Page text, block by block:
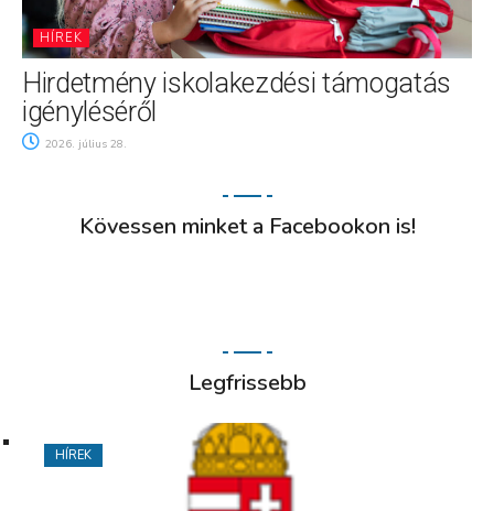
HÍREK
Hirdetmény iskolakezdési támogatás
igényléséről
2026. július 28.
Kövessen minket a Facebookon is!
Legfrissebb
HÍREK